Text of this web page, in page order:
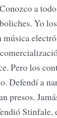
a
Yo
música
Pero los
Defendí a
presos.
Stinfale,